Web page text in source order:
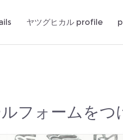
ヤツグヒカル profile
フォームをつ